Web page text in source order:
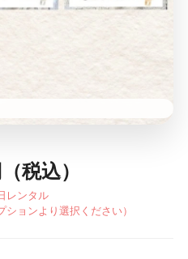
税込）
レンタル
ションより選択ください）